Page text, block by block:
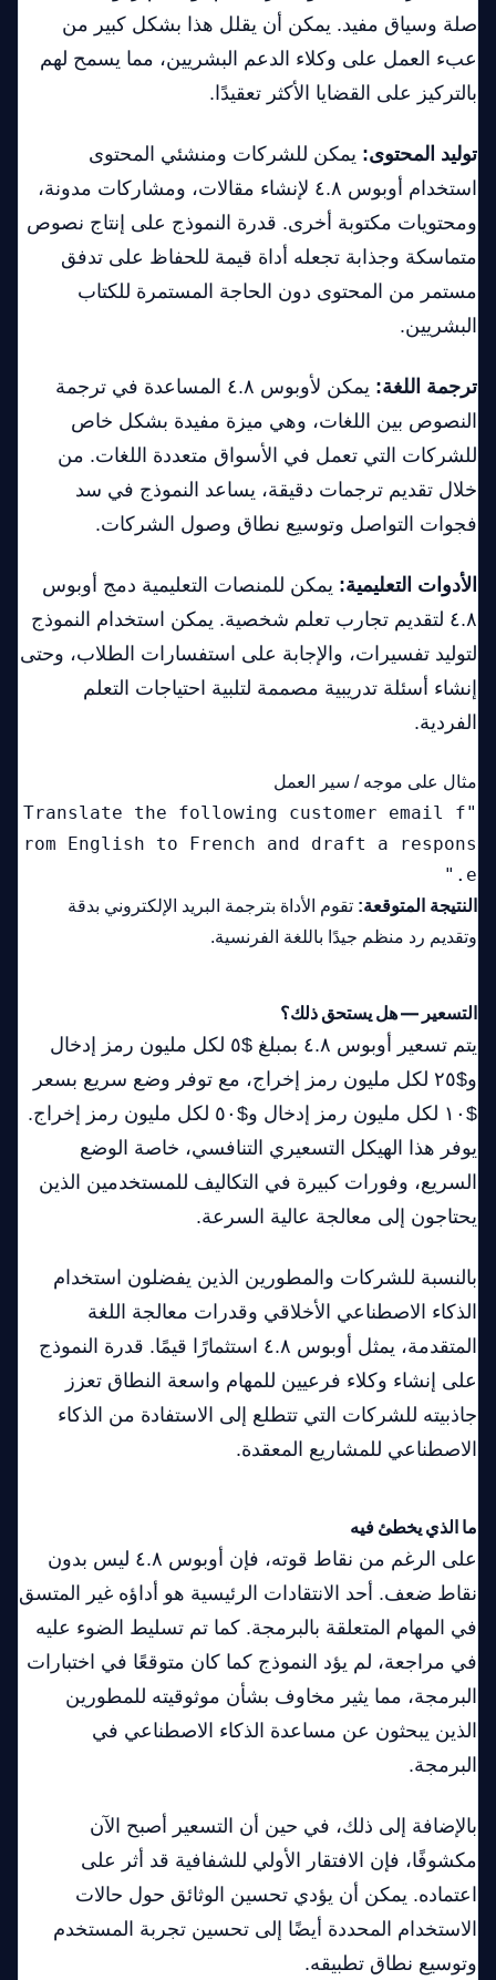
صلة وسياق مفيد. يمكن أن يقلل هذا بشكل كبير من
عبء العمل على وكلاء الدعم البشريين، مما يسمح لهم
بالتركيز على القضايا الأكثر تعقيدًا.
توليد المحتوى: يمكن للشركات ومنشئي المحتوى
استخدام أوبوس ٤.٨ لإنشاء مقالات، ومشاركات مدونة،
ومحتويات مكتوبة أخرى. قدرة النموذج على إنتاج نصوص
متماسكة وجذابة تجعله أداة قيمة للحفاظ على تدفق
مستمر من المحتوى دون الحاجة المستمرة للكتاب
البشريين.
ترجمة اللغة:
يمكن لأوبوس ٤.٨ المساعدة في ترجمة
النصوص بين اللغات، وهي ميزة مفيدة بشكل خاص
للشركات التي تعمل في الأسواق متعددة اللغات. من
خلال تقديم ترجمات دقيقة، يساعد النموذج في سد
فجوات التواصل وتوسيع نطاق وصول الشركات.
الأدوات التعليمية: يمكن للمنصات التعليمية دمج أوبوس
٤.٨ لتقديم تجارب تعلم شخصية. يمكن استخدام النموذج
لتوليد تفسيرات، والإجابة على استفسارات الطلاب، وحتى
إنشاء أسئلة تدريبية مصممة لتلبية احتياجات التعلم
الفردية.
مثال على موجه / سير العمل
"Translate the following customer email f
rom English to French and draft a respons
e."
النتيجة المتوقعة: تقوم الأداة بترجمة البريد الإلكتروني بدقة
وتقديم رد منظم جيدًا باللغة الفرنسية.
التسعير — هل يستحق ذلك؟
يتم تسعير أوبوس ٤.٨ بمبلغ $٥ لكل مليون رمز إدخال
و$٢٥ لكل مليون رمز إخراج، مع توفر وضع سريع بسعر
$١٠ لكل مليون رمز إدخال و$٥٠ لكل مليون رمز إخراج.
يوفر هذا الهيكل التسعيري التنافسي، خاصة الوضع
السريع، وفورات كبيرة في التكاليف للمستخدمين الذين
يحتاجون إلى معالجة عالية السرعة.
بالنسبة للشركات والمطورين الذين يفضلون استخدام
الذكاء الاصطناعي الأخلاقي وقدرات معالجة اللغة
المتقدمة، يمثل أوبوس ٤.٨ استثمارًا قيمًا. قدرة النموذج
على إنشاء وكلاء فرعيين للمهام واسعة النطاق تعزز
جاذبيته للشركات التي تتطلع إلى الاستفادة من الذكاء
الاصطناعي للمشاريع المعقدة.
ما الذي يخطئ فيه
على الرغم من نقاط قوته، فإن أوبوس ٤.٨ ليس بدون
نقاط ضعف. أحد الانتقادات الرئيسية هو أداؤه غير المتسق
في المهام المتعلقة بالبرمجة. كما تم تسليط الضوء عليه
في مراجعة، لم يؤد النموذج كما كان متوقعًا في اختبارات
البرمجة، مما يثير مخاوف بشأن موثوقيته للمطورين
الذين يبحثون عن مساعدة الذكاء الاصطناعي في
البرمجة.
بالإضافة إلى ذلك، في حين أن التسعير أصبح الآن
مكشوفًا، فإن الافتقار الأولي للشفافية قد أثر على
اعتماده. يمكن أن يؤدي تحسين الوثائق حول حالات
الاستخدام المحددة أيضًا إلى تحسين تجربة المستخدم
وتوسيع نطاق تطبيقه.